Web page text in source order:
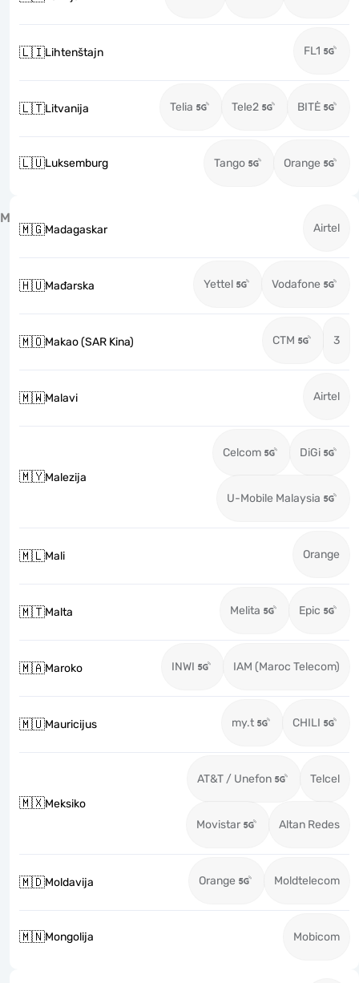
🇱🇮Lihtenštajn FL1
🇱🇹Litvanija Telia Tele2 BITĖ
🇱🇺Luksemburg Tango Orange
M
🇲🇬Madagaskar Airtel
🇭🇺Mađarska Yettel Vodafone
🇲🇴Makao (SAR Kina) CTM 3
🇲🇼Malavi Airtel
🇲🇾Malezija
Celcom DiGi
U-Mobile Malaysia
🇲🇱Mali Orange
🇲🇹Malta Melita Epic
🇲🇦Maroko INWI IAM (Maroc Telecom)
🇲🇺Mauricijus my.t CHILI
🇲🇽Meksiko
AT&T / Unefon Telcel
Movistar Altan Redes
🇲🇩Moldavija Orange Moldtelecom
🇲🇳Mongolija Mobicom